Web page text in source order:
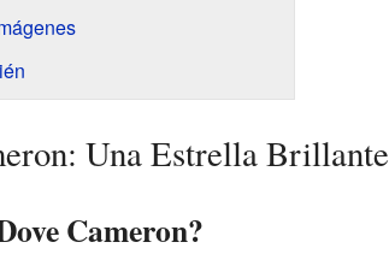
Una Estrella Brillante
Cameron?